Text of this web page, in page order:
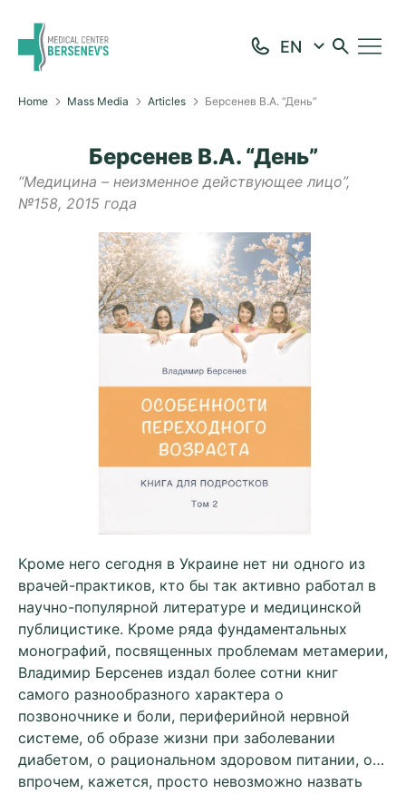
Home Mass Media Articles Берсенев В.А. “День”
Берсенев В.А. “День”
“Медицина – неизменное действующее лицо”,
№158, 2015 года
Кроме него сегодня в Украине нет ни одного из
врачей-практиков, кто бы так активно работал в
научно-популярной литературе и медицинской
публицистике. Кроме ряда фундаментальных
монографий, посвященных проблемам метамерии,
Владимир Берсенев издал более сотни книг
самого разнообразного характера о
позвоночнике и боли, периферийной нервной
системе, об образе жизни при заболевании
диабетом, о рациональном здоровом питании, о…
впрочем, кажется, просто невозможно назвать